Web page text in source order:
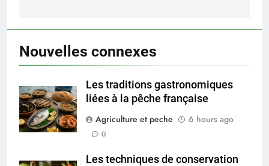
Nouvelles connexes
Les traditions gastronomiques
liées à la pêche française
Agriculture et peche
6 hours ago
0
Les techniques de conservation